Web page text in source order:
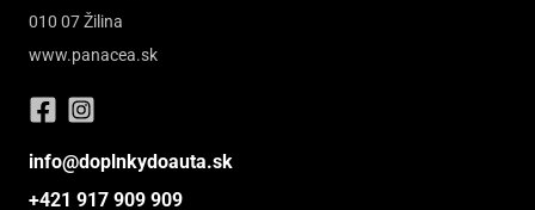
010 07 Žilina
www.panacea.sk
info@doplnkydoauta.sk
+421 917 909 909